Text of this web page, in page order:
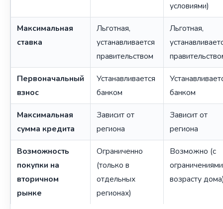
условиями)
Максимальная
ставка
Льготная,
устанавливается
правительством
Льготная,
Первоначальный
взнос
Устанавливается
банком
банком
Максимальная
сумма кредита
Зависит от
региона
Зависит от
региона
Возможность
покупки на
вторичном
рынке
Ограниченно
(только в
отдельных
регионах)
Возможно (с
возрасту